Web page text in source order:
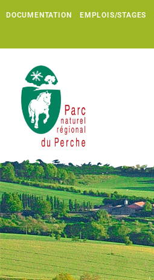
DOCUMENTATION EMPLOIS/STAGES